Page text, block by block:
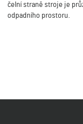
čelní straně stroje je
odpadního prostoru.